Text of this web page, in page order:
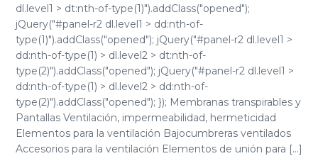
dl.level1 > dt:nth-of-type(1)").addClass("opened");
jQuery("#panel-r2 dl.level1 > dd:nth-of-
type(1)").addClass("opened"); jQuery("#panel-r2 dl.level1 >
dd:nth-of-type(1) > dl.level2 > dt:nth-of-
type(2)").addClass("opened"); jQuery("#panel-r2 dl.level1 >
dd:nth-of-type(1) > dl.level2 > dd:nth-of-
type(2)").addClass("opened"); }); Membranas transpirables y
Pantallas Ventilación, impermeabilidad, hermeticidad
Elementos para la ventilación Bajocumbreras ventilados
Accesorios para la ventilación Elementos de unión para [...]